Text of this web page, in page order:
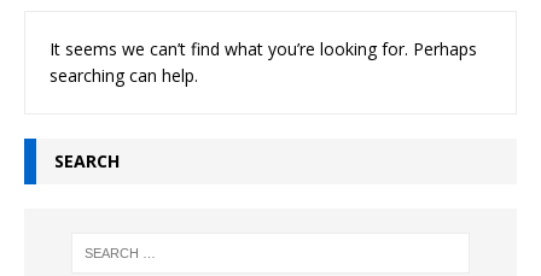
It seems we can’t find what you’re looking for. Perhaps
searching can help.
SEARCH